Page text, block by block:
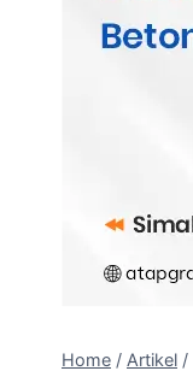
Home / Artikel /